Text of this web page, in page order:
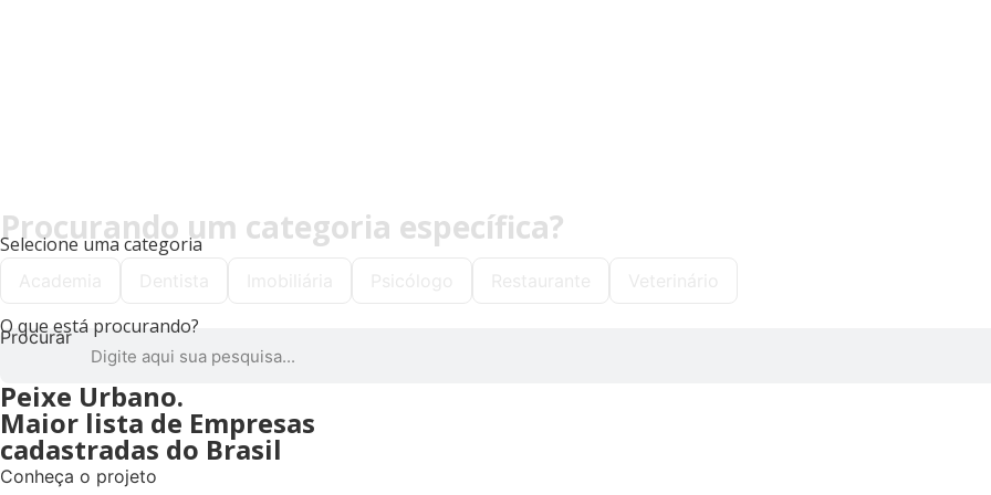
Procurando um categoria específica?
Selecione uma categoria
O que está procurando?
Procurar
Peixe Urbano.
Maior lista de Empresas
cadastradas do Brasil
Conheça o projeto